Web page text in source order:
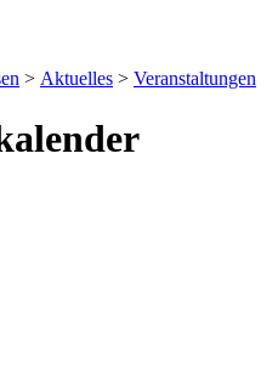
> Aktuelles > Veranstaltungen